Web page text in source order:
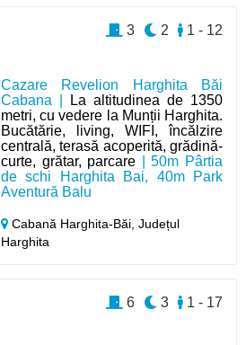
Cazare Revelion Harghita Băi
Cabana |
La altitudinea de 1350
metri, cu vedere la Munții Harghita.
Bucătărie, living, WIFI, încălzire
centrală, terasă acoperită, grădină-
curte, grătar, parcare | 50m Pârtia
de schi Harghita Bai, 40m Park
Aventură Balu
Cabană Harghita-Băi,Județul
Harghita
1 - 12
2
3
1 - 17
3
6